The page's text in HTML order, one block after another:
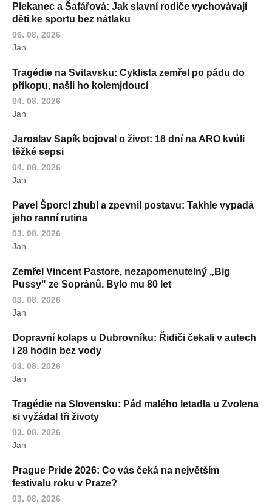
Plekanec a Šafářová: Jak slavní rodiče vychovávají
děti ke sportu bez nátlaku
06. 08. 2026
Jan
Tragédie na Svitavsku: Cyklista zemřel po pádu do
příkopu, našli ho kolemjdoucí
04. 08. 2026
Jan
Jaroslav Sapík bojoval o život: 18 dní na ARO kvůli
těžké sepsi
04. 08. 2026
Jan
Pavel Šporcl zhubl a zpevnil postavu: Takhle vypadá
jeho ranní rutina
03. 08. 2026
Jan
Zemřel Vincent Pastore, nezapomenutelný „Big
Pussy" ze Sopránů. Bylo mu 80 let
03. 08. 2026
Jan
Dopravní kolaps u Dubrovníku: Řidiči čekali v autech
i 28 hodin bez vody
03. 08. 2026
Jan
Tragédie na Slovensku: Pád malého letadla u Zvolena
si vyžádal tři životy
03. 08. 2026
Jan
Prague Pride 2026: Co vás čeká na největším
festivalu roku v Praze?
03. 08. 2026